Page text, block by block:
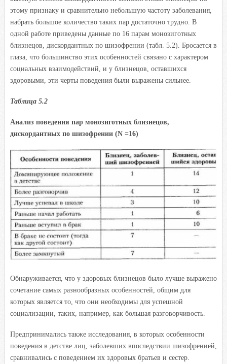
этому признаку и сравнительно небольшую частоту заболевания,
набрать большое количество таких пар достаточно трудно. В
одной работе приведены данные по 16 парам монозиготных
близнецов, дискордантных по шизофрении (табл. 5.2). Бросается в
глаза, что большинство этих особенностей связано с характером
социальных взаимодействий, и у близнецов, оставшихся
здоровыми, эти черты поведения были выражены сильнее.
Таблица 5.2
Анализ поведения пар монозиготных близнецов,
дискордантных по шизофрении (N =16)
Обнаруживается, что у здоровых близнецов было лучше выражено
сочетание самых разнообразных особенностей, общим для
которых является то, что они необходимы для успешной
социализации, таких, например, как большая разговорчивость.
Предпринимались также исследования, в которых особенности
поведения в детстве лиц, заболевших впоследствии шизофренией,
сравнивались с поведением их здоровых братьев и сестер.